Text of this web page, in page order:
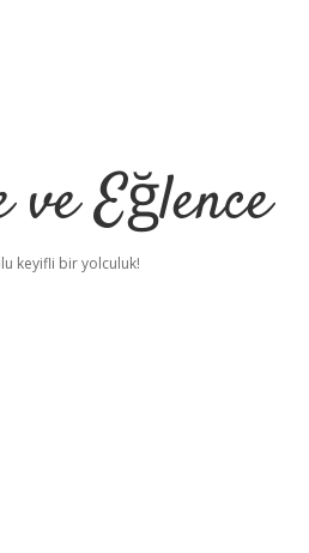
ve Eğlence
keyifli bir yolculuk!